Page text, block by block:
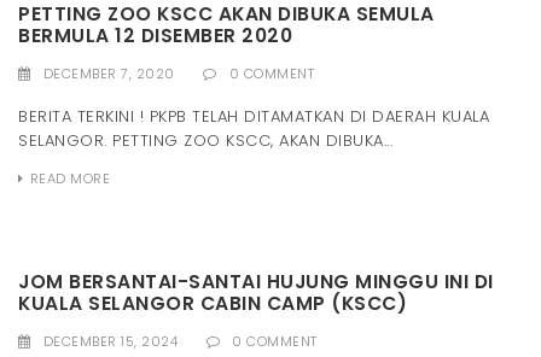
PETTING ZOO KSCC AKAN DIBUKA SEMULA
BERMULA 12 DISEMBER 2020
DECEMBER 7, 2020 0 COMMENT
BERITA TERKINI ! PKPB TELAH DITAMATKAN DI DAERAH KUALA
SELANGOR. PETTING ZOO KSCC, AKAN DIBUKA...
READ MORE
JOM BERSANTAI-SANTAI HUJUNG MINGGU INI DI
KUALA SELANGOR CABIN CAMP (KSCC)
DECEMBER 15, 2024 0 COMMENT